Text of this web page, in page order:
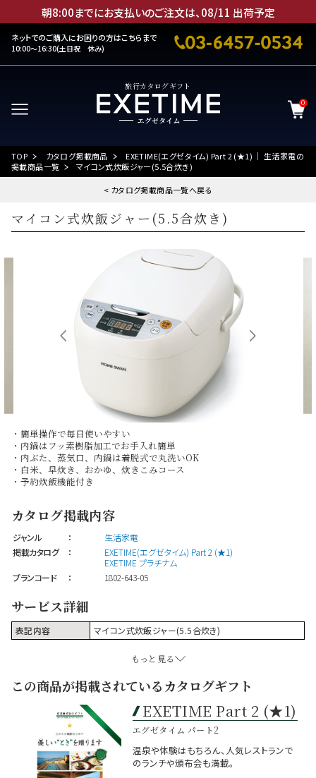
朝8:00までにお支払いのご注文は、08/11 出荷予定
ネットでのご購入にお困りの方はこちらまで
10:00～16:30(土日祝 休み)
旅行カタログギフト
0
TOP カタログ掲載商品
EXETIME(エグゼタイム) Part 2 (★1) ｜ 生活家電の
掲載商品一覧
マイコン式炊飯ジャー(5.5合炊き)
< カタログ掲載商品一覧へ戻る
マイコン式炊飯ジャー(5.5合炊き)
・簡単操作で毎日使いやすい
・内鍋はフッ素樹脂加工でお手入れ簡単
・内ぶた、蒸気口、内鍋は着脱式で丸洗いOK
・白米、早炊き、おかゆ、炊きこみコース
・予約炊飯機能付き
カタログ掲載内容
ジャンル ：
生活家電
掲載カタログ
：
EXETIME(エグゼタイム) Part 2 (★1)
EXETIME プラチナム
プランコード
： 1802-643-05
サービス詳細
表記内容 マイコン式炊飯ジャー(5.5合炊き)
もっと見る
この商品が掲載されているカタログギフト
EXETIME Part 2 (★1)
エグゼタイム パート2
温泉や体験はもちろん、人気レストランで
のランチや頒布会も満載。